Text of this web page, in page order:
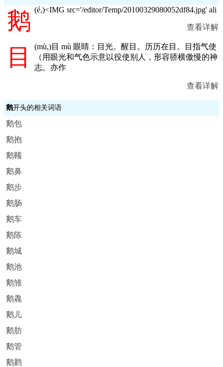
鹅 (é,)<IMG src='/editor/Temp/20100329080052df84.jpg' ali
查看详解
目 (mù,)目 mù 眼睛：目光。醒目。历历在目。目指气使
（用眼光和气色示意以役使别人，形容骄横傲慢的神
志。亦作
查看详解
鹅开头的相关词语
鹅包
鹅抱
鹅鞴
鹅鼻
鹅步
鹅肠
鹅车
鹅陈
鹅城
鹅池
鹅雏
鹅毳
鹅儿
鹅肪
鹅管
鹅鹳